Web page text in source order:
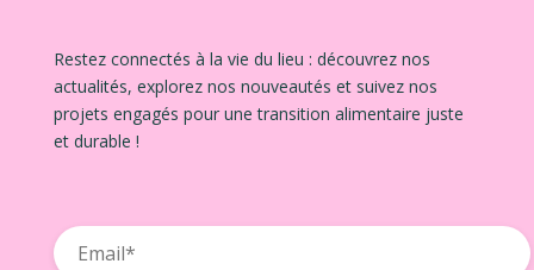
Restez connectés à la vie du lieu : découvrez nos
actualités, explorez nos nouveautés et suivez nos
projets engagés pour une transition alimentaire juste
et durable !